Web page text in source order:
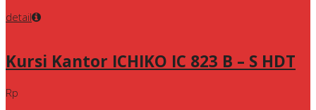
detail
Kursi Kantor ICHIKO IC 823 B – S HDT
Rp